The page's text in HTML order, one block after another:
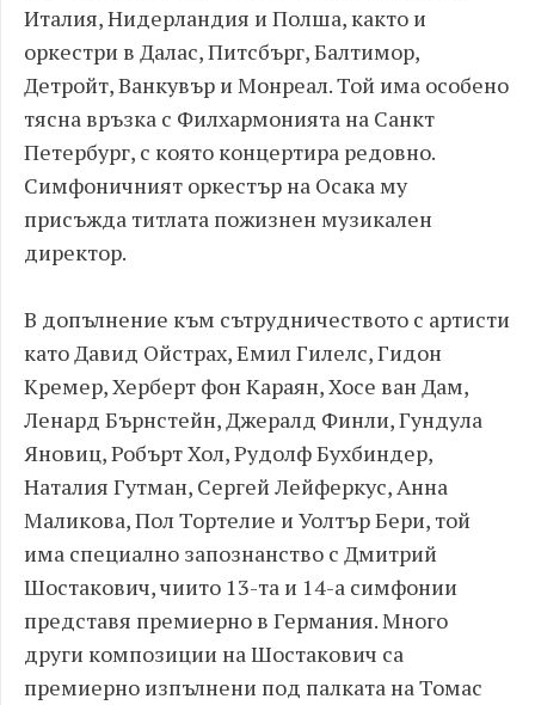
Италия, Нидерландия и Полша, както и
оркестри в Далас, Питсбърг, Балтимор,
Детройт, Ванкувър и Монреал. Той има особено
тясна връзка с Филхармонията на Санкт
Петербург, с която концертира редовно.
Симфоничният оркестър на Осака му
присъжда титлата пожизнен музикален
директор.
В допълнение към сътрудничеството с артисти
като Давид Ойстрах, Емил Гилелс, Гидон
Кремер, Херберт фон Караян, Хосе ван Дам,
Ленард Бърнстейн, Джералд Финли, Гундула
Яновиц, Робърт Хол, Рудолф Бухбиндер,
Наталия Гутман, Сергей Лейферкус, Анна
Маликова, Пол Тортелие и Уолтър Бери, той
има специално запознанство с Дмитрий
Шостакович, чиито 13-та и 14-а симфонии
представя премиерно в Германия. Много
други композиции на Шостакович са
премиерно изпълнени под палката на Томас